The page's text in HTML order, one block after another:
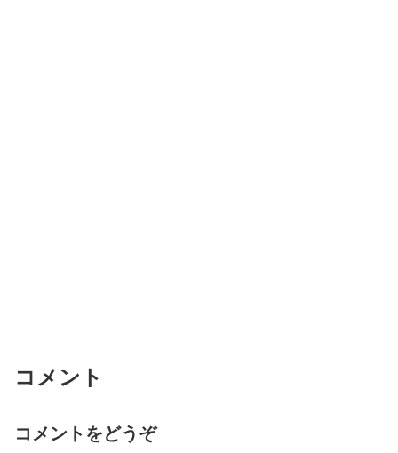
コメント
コメントをどうぞ